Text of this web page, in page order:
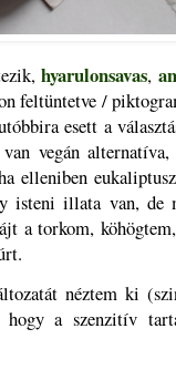
hyarulonsavas,
feltüntetve /
esett a
vegán
elleniben
isteni illata van, de
a torkom,
néztem ki
hogy a szenzitív